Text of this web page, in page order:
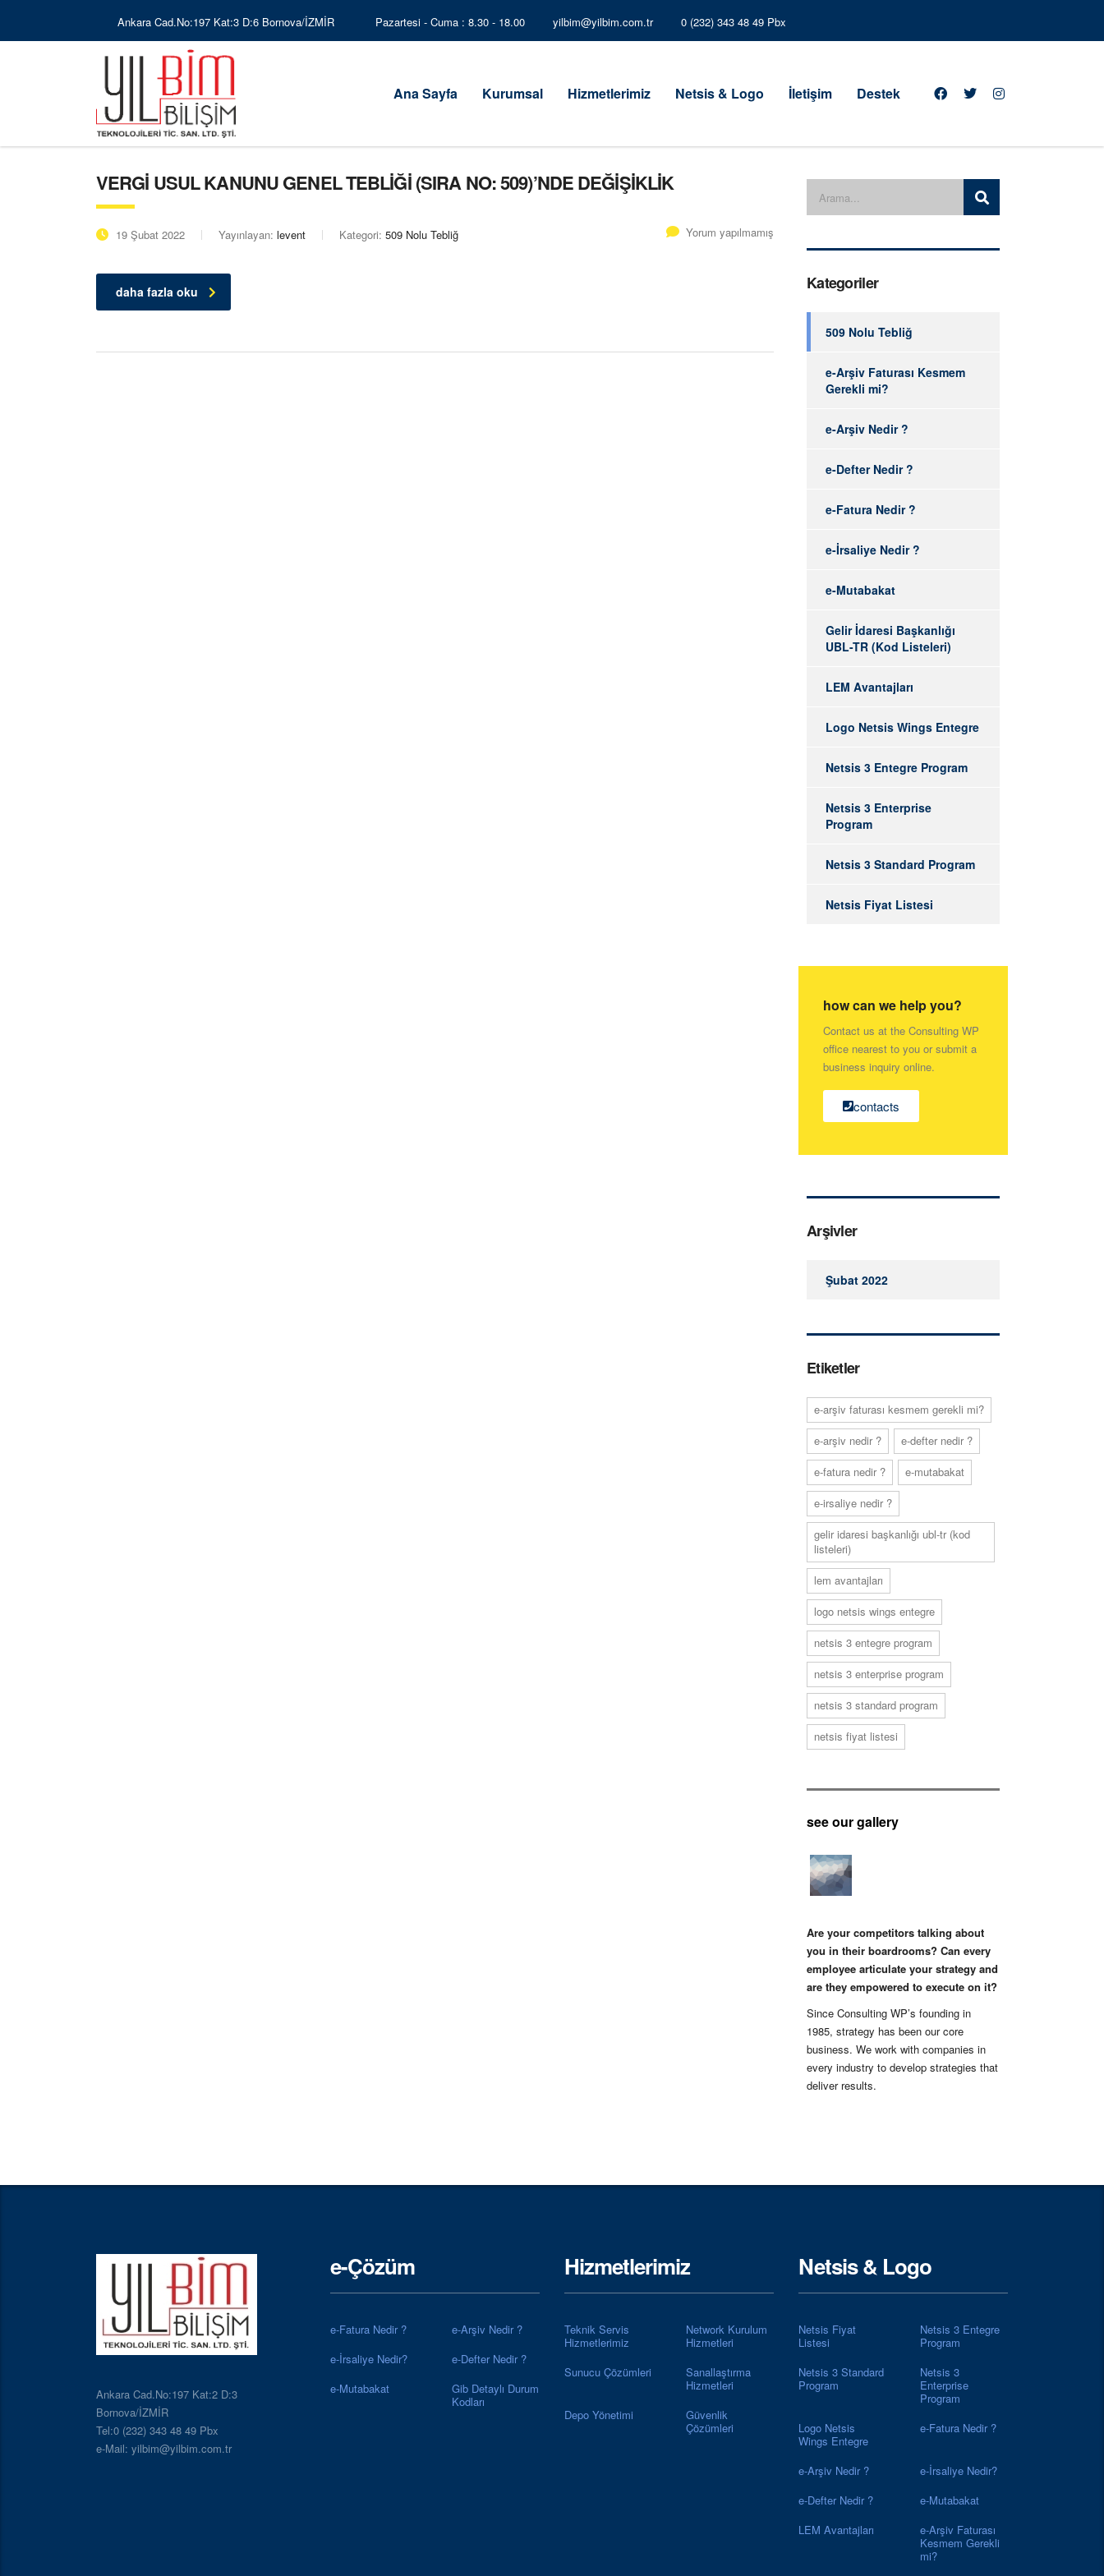
Ankara Cad.No:197 Kat:3 D:6 Bornova/İZMİR Pazartesi - Cuma : 8.30 - 18.00 yilbim@yilbim.com.tr 0 (232) 343 48 49 Pbx
Ana Sayfa Kurumsal Hizmetlerimiz Netsis & Logo İletişim Destek
VERGİ USUL KANUNU GENEL TEBLİĞİ (SIRA NO: 509)’NDE DEĞİŞİKLİK
19 Şubat 2022 Yayınlayan: levent Kategori: 509 Nolu Tebliğ Yorum yapılmamış
daha fazla oku Kategoriler
509 Nolu Tebliğ
e-Arşiv Faturası Kesmem
Gerekli mi?
e-Arşiv Nedir ?
e-Defter Nedir ?
e-Fatura Nedir ?
e-İrsaliye Nedir ?
e-Mutabakat
Gelir İdaresi Başkanlığı
UBL-TR (Kod Listeleri)
LEM Avantajları
Logo Netsis Wings Entegre
Netsis 3 Entegre Program
Netsis 3 Enterprise
Program
Netsis 3 Standard Program
Netsis Fiyat Listesi
how can we help you?
Contact us at the Consulting WP
office nearest to you or submit a
business inquiry online.
contacts
Arşivler
Şubat 2022
Etiketler
e-arşiv faturası kesmem gerekli mi?
e-arşiv nedir ?
e-defter nedir ?
e-fatura nedir ?
e-mutabakat
e-i̇rsaliye nedir ?
gelir i̇daresi başkanlığı ubl-tr (kod
listeleri)
lem avantajları
logo netsis wings entegre
netsis 3 entegre program
netsis 3 enterprise program
netsis 3 standard program
netsis fiyat listesi
see our gallery
Are your competitors talking about
you in their boardrooms? Can every
employee articulate your strategy and
are they empowered to execute on it?
Since Consulting WP’s founding in
1985, strategy has been our core
business. We work with companies in
every industry to develop strategies that
deliver results.
Ankara Cad.No:197 Kat:2 D:3
Bornova/İZMİR
Tel:0 (232) 343 48 49 Pbx
e-Mail: yilbim@yilbim.com.tr
e-Çözüm
e-Fatura Nedir ?
e-Arşiv Nedir ?
e-İrsaliye Nedir?
e-Defter Nedir ?
e-Mutabakat
Gib Detaylı Durum
Kodları
Hizmetlerimiz
Teknik Servis
Hizmetlerimiz
Network Kurulum
Hizmetleri
Sunucu Çözümleri
Sanallaştırma
Hizmetleri
Depo Yönetimi
Güvenlik
Çözümleri
Netsis & Logo
Netsis Fiyat
Listesi
Netsis 3 Entegre
Program
Netsis 3 Standard
Program
Netsis 3
Enterprise
Program
Logo Netsis
Wings Entegre
e-Fatura Nedir ?
e-Arşiv Nedir ?
e-İrsaliye Nedir?
e-Defter Nedir ?
e-Mutabakat
LEM Avantajları
e-Arşiv Faturası
Kesmem Gerekli
mi?